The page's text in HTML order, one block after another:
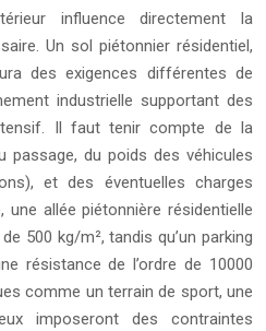
influence directement la
Un sol piétonnier résidentiel,
des exigences différentes de
industrielle supportant des
Il faut tenir compte de la
passage, du poids des véhicules
et des éventuelles charges
une allée piétonnière résidentielle
500 kg/m², tandis qu’un parking
résistance de l’ordre de 10000
comme un terrain de sport, une
imposeront des contraintes